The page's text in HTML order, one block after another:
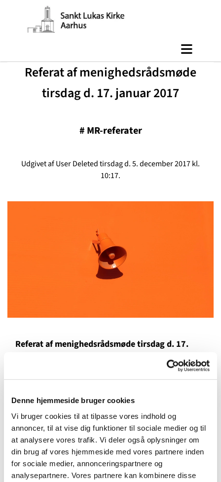
Denne hjemmeside bruger cookies
Vi bruger cookies til at tilpasse vores indhold og
annoncer, til at vise dig funktioner til sociale medier og til
at analysere vores trafik. Vi deler også oplysninger om
din brug af vores hjemmeside med vores partnere inden
for sociale medier, annonceringspartnere og
analysepartnere. Vores partnere kan kombinere disse
Referat af menighedsrådsmøde
tirsdag d. 17. januar 2017
# MR-referater
Udgivet af User Deleted tirsdag d. 5. december 2017 kl.
10:17.
Referat af menighedsrådsmøde tirsdag d. 17.
Referat af menighedsrådsmøde tirsdag d.
Du vil måske også kunne lide...